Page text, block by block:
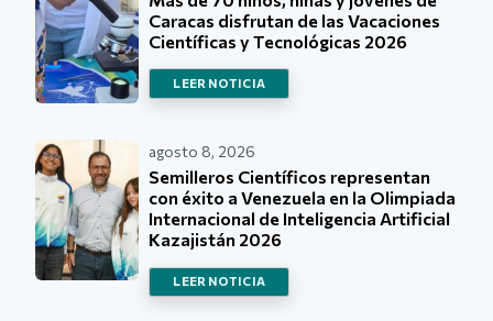
Caracas disfrutan de las Vacaciones
Científicas y Tecnológicas 2026
LEER NOTICIA
agosto 8, 2026
Semilleros Científicos representan
con éxito a Venezuela en la Olimpiada
Internacional de Inteligencia Artificial
Kazajistán 2026
LEER NOTICIA